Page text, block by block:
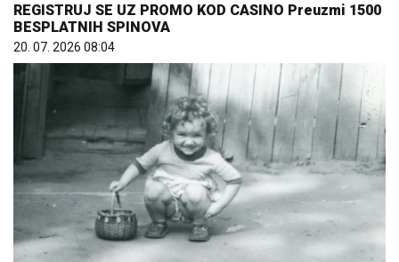
REGISTRUJ SE UZ PROMO KOD CASINO Preuzmi 1500
BESPLATNIH SPINOVA
20. 07. 2026 08:04